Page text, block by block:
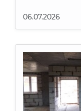
06.07.2026